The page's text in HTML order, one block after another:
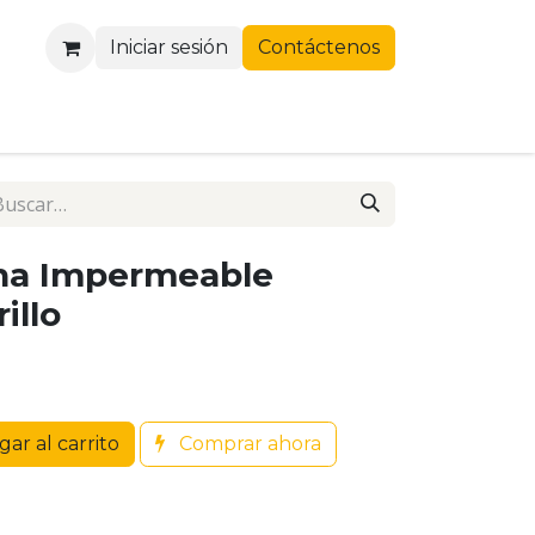
Iniciar sesión Contáctenos
Impermeable
al carrito Comprar ahora